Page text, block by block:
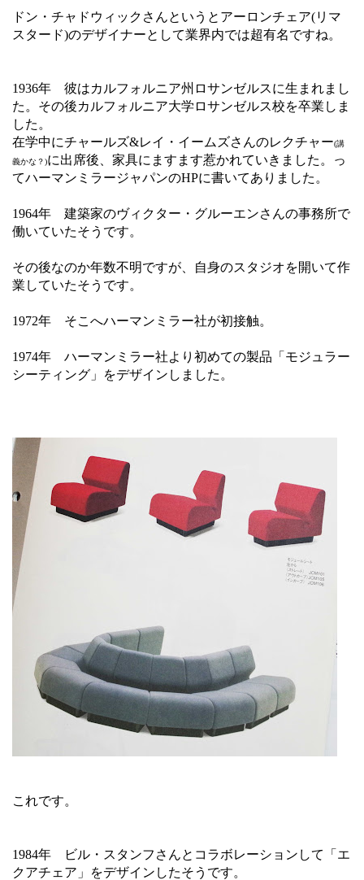
ドン・チャドウィックさんというとアーロンチェア(リマ
スタード)のデザイナーとして業界内では超有名ですね。
1936年 彼はカルフォルニア州ロサンゼルスに生まれまし
た。その後カルフォルニア大学ロサンゼルス校を卒業しま
した。
在学中にチャールズ&レイ・イームズさんのレクチャー(講
義かな？)に出席後、家具にますます惹かれていきました。っ
てハーマンミラージャパンのHPに書いてありました。
1964年 建築家のヴィクター・グルーエンさんの事務所で
働いていたそうです。
その後なのか年数不明ですが、自身のスタジオを開いて作
業していたそうです。
1972年 そこへハーマンミラー社が初接触。
1974年 ハーマンミラー社より初めての製品「モジュラー
シーティング」をデザインしました。
これです。
1984年 ビル・スタンフさんとコラボレーションして「エ
クアチェア」をデザインしたそうです。